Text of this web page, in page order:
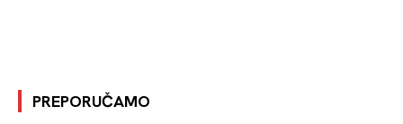
PREPORUČAMO